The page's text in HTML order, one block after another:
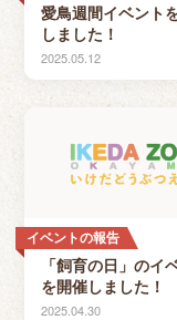
愛鳥週間イベント
しました！
2025.05.12
イベントの報告
「飼育の日」のイ
を開催しました！
2025.04.30